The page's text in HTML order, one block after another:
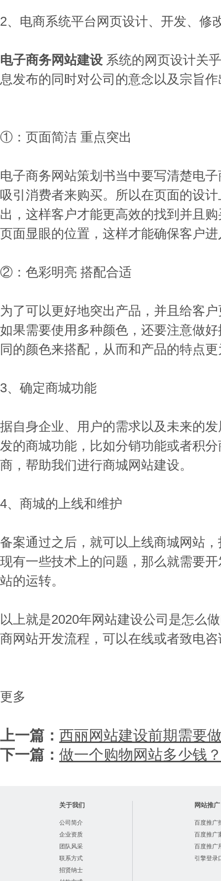
2、电商系统平台网页设计、开发、修
电子商务网站建设 系统的网页设计关
息发布的同时对公司的意念以及宗旨
①：页面简洁 重点突出
电子商务网站策划书当中要写清楚电
吸引消费者来购买。所以在页面的设
出，这样客户才能更高效的找到并且
页面显眼的位置，这样才能确保客户
②：色彩明亮 搭配合适
为了可以更好地突出产品，并且给客
如果需要使用多种颜色，还要注意做
同的颜色来搭配，从而和产品的特点
3、确定商城功能
据自身企业、用户的需求以及未来的
发的商城功能，比如分销功能或者积
商，帮助我们进行商城网站建设。
4、商城的上线和维护
备案通过之后，就可以上线商城网站
现有一些技术上的问题，那么就需要
站的运转。
以上就是2020年网站建设公司是怎么
商网站开发流程，可以在线或者致电咨
更多
上一篇： 西丽网站建设前期需要
下一篇： 做一个购物网站多少钱
关于我们
公司简介
企业资质
团队风采
联系方式
招贤纳士
网站推广
百度推广
百度推广
百度推广
引擎登录